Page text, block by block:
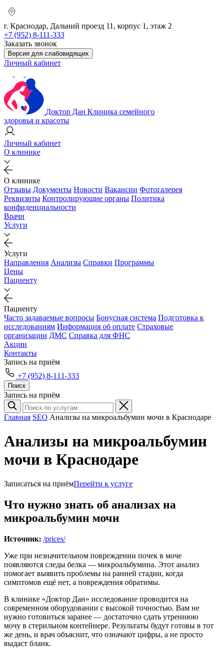
г. Краснодар, Дальний проезд 11, корпус 1, этаж 2
+7 (952) 8-111-333
Заказать звонок
Версия для слабовидящих
Личный кабинет
Доктор Дан Клиника семейного
здоровья и красоты
Личный кабинет
О клинике
О клинике
Отзывы Документы Новости Вакансии Фотогалерея
Реквизиты Контролирующие органы Политика
конфиденциальности
Врачи
Услуги
Услуги
Направления Анализы Справки Программы
Цены
Пациенту
Пациенту
Часто задаваемые вопросы Бонусная система Подготовка к
исследованиям Информация об оплате Страховые
организации ДМС Справка для ФНС
Акции
Контакты
Запись на приём
+7 (952) 8-111-333
Поиск
Запись на приём
Главная SEO Анализы на микроальбумин мочи в Краснодаре
Анализы на микроальбумин
мочи в Краснодаре
Записаться на приёмПерейти к услуге
Что нужно знать об анализах на
микроальбумин мочи
Источник: /prices/
Уже при незначительном повреждении почек в моче
появляются следы белка — микроальбумина. Этот анализ
помогает выявить проблемы на ранней стадии, когда
симптомов ещё нет, а повреждения обратимы.
В клинике «Доктор Дан» исследование проводится на
современном оборудовании с высокой точностью. Вам не
нужно готовиться заранее — достаточно сдать утреннюю
мочу в стерильном контейнере. Результаты будут готовы в тот
же день, и врач объяснит, что означают цифры, а не просто
выдаст бланк.